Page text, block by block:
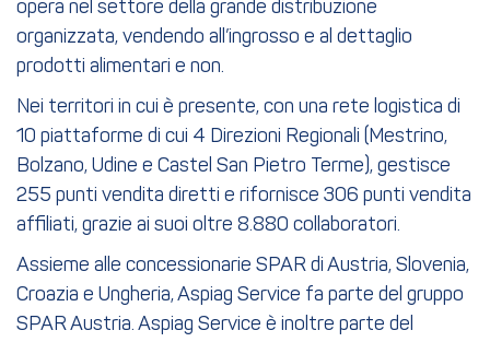
opera nel settore della grande distribuzione
organizzata, vendendo all’ingrosso e al dettaglio
prodotti alimentari e non.
Nei territori in cui è presente, con una rete logistica di
10 piattaforme di cui 4 Direzioni Regionali (Mestrino,
Bolzano, Udine e Castel San Pietro Terme), gestisce
255 punti vendita diretti e rifornisce 306 punti vendita
affiliati, grazie ai suoi oltre 8.880 collaboratori.
Assieme alle concessionarie SPAR di Austria, Slovenia,
Croazia e Ungheria, Aspiag Service fa parte del gruppo
SPAR Austria. Aspiag Service è inoltre parte del